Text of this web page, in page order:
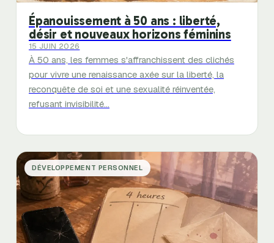
Épanouissement à 50 ans : liberté,
désir et nouveaux horizons féminins
15 JUIN 2026
À 50 ans, les femmes s'affranchissent des clichés
pour vivre une renaissance axée sur la liberté, la
reconquête de soi et une sexualité réinventée,
refusant invisibilité…
DÉVELOPPEMENT PERSONNEL